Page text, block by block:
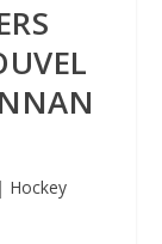
Hockey